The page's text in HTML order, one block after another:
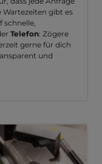
Wartezeiten gibt es
schnelle,
Telefon: Zögere
gerne für dich
und